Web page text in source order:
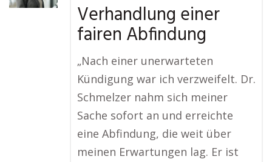
Verhandlung einer
fairen Abfindung
„Nach einer unerwarteten
Kündigung war ich verzweifelt. Dr.
Schmelzer nahm sich meiner
Sache sofort an und erreichte
eine Abfindung, die weit über
meinen Erwartungen lag. Er ist